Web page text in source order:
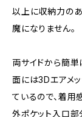
以上に収納力の
魔になりません。
両サイドから簡単
面には3Dエアメ
ているので、着用
外ポケット入口部